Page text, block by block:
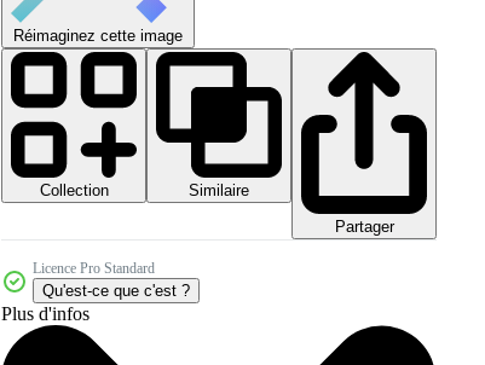
Réimaginez cette image
Collection
Similaire
Partager
Licence Pro Standard
Qu'est-ce que c'est ?
Plus d'infos